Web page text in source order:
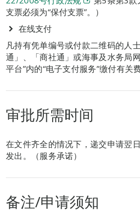
支票必须为“保付支票”。）
在线支付
凡持有凭单编号或付款二维码的人
通」、「商社通」或海事及水务局
平台”内的“电子支付服务”缴付有关费
审批所需时间
在文件齐全的情况下，递交申请翌
发出。（服务承诺）
备注/申请须知